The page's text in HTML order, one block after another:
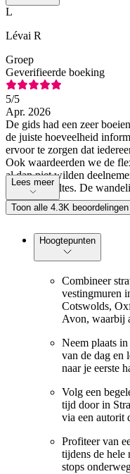
L
Lévai R
Groep
Geverifieerde boeking
5/5
Apr. 2026
De gids had een zeer
de juiste hoeveelheid
ervoor te zorgen dat
Ook waardeerden we de
al dan niet wilden
geplande haltes. De
leerzaam.
Lees meer
Toon alle 4.3K beoordelingen
Hoogtepunten
Combineer
vestingmuren
Cotswolds,
Avon, waarbij
Neem plaats
van de dag en
naar je eerste
Volg een
tijd door in
via een autorit
Profiteer van
tijdens de hele
stops